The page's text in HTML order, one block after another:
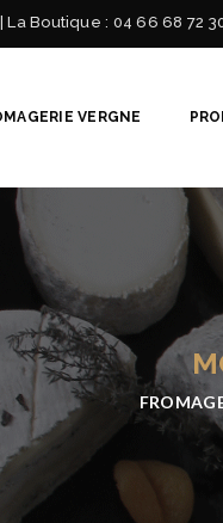
La Boutique : 04 66 68 72
VERGNE